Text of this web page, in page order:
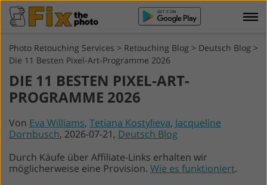
Photo Retouching Services > Retouching Blog > Deutsch Blog >
Die 11 Besten Pixel-Art-Programme 2026
DIE 11 BESTEN PIXEL-ART-
PROGRAMME 2026
Von Eva Williams, Tetiana Kostylieva, Jacqueline
Dornbusch, 2026-07-21, Deutsch Blog
Durch Käufe über Affiliate-Links erhalten wir
möglicherweise eine Provision. Wie es funktioniert.